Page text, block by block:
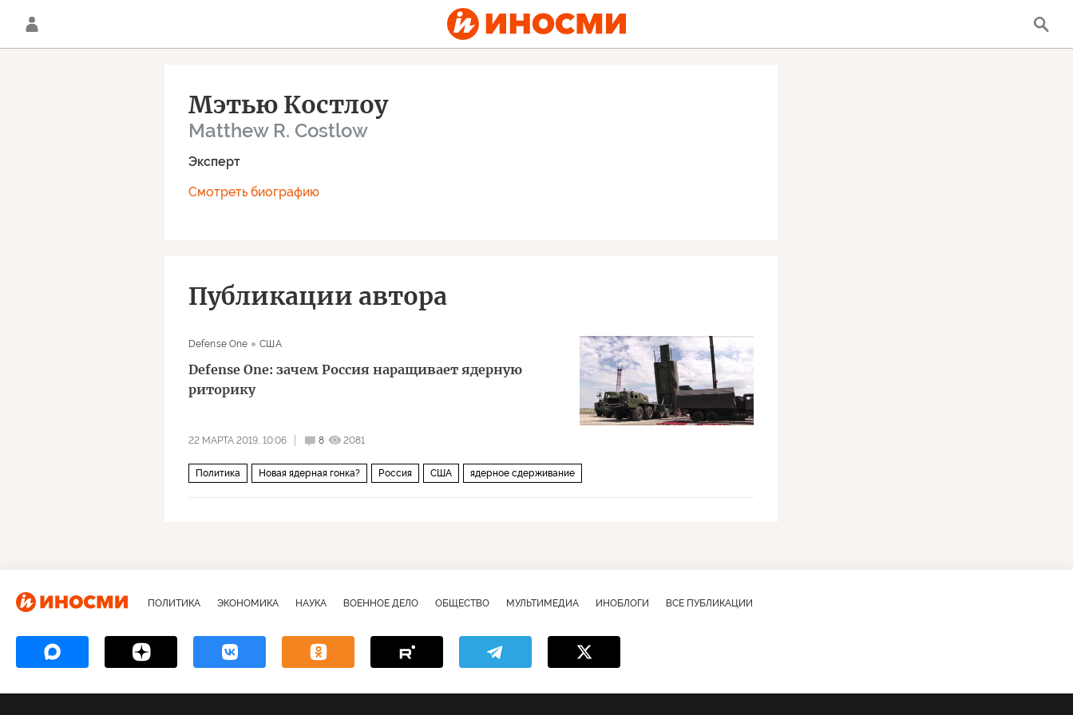
Мэтью Костлоу
Matthew R. Costlow
Эксперт
Смотреть биографию
Публикации автора
Defense One США
Defense One: зачем Россия наращивает ядерную
риторику
22 МАРТА 2019, 10:06 8 2081
Политика Новая ядерная гонка? Россия США ядерное сдерживание
ПОЛИТИКА ЭКОНОМИКА НАУКА ВОЕННОЕ ДЕЛО ОБЩЕСТВО МУЛЬТИМЕДИА ИНОБЛОГИ ВСЕ ПУБЛИКАЦИИ